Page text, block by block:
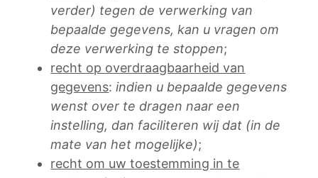
verder) tegen de verwerking van
bepaalde gegevens, kan u vragen om
deze verwerking te stoppen;
recht op overdraagbaarheid van
gegevens:indien u bepaalde gegevens
wenst over te dragen naar een
instelling, dan faciliteren wij dat (in de
mate van het mogelijke);
recht om uw toestemming in te